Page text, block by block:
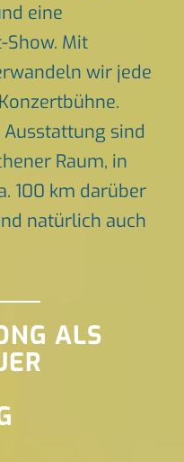
eine
Show. Mit
wir jede
sind
Raum, in
100 km darüber
natürlich auch
ALS